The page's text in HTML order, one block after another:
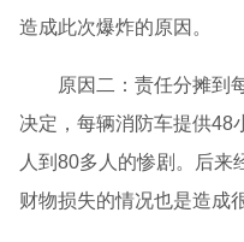
造成此次爆炸的原因。
原因二：责任分摊到
决定，每辆消防车提供48
人到80多人的惨剧。后
财物损失的情况也是造成